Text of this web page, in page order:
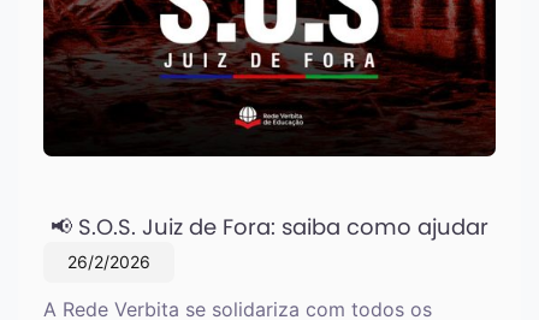
📢 S.O.S. Juiz de Fora: saiba como ajudar
26/2/2026
A Rede Verbita se solidariza com todos os